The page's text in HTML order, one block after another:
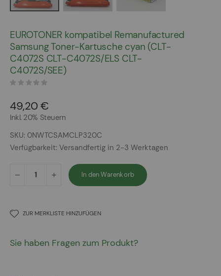
der
Bildergalerie
springen
EUROTONER kompatibel Remanufactured
Samsung Toner-Kartusche cyan (CLT-
C4072S CLT-C4072S/ELS CLT-
C4072S/SEE)
49,20 €
Inkl. 20% Steuern
SKU 0NWTCSAMCLP320C
Verfügbarkeit: Versandfertig in 2-3 Werktagen
In den Warenkorb
ZUR MERKLISTE HINZUFÜGEN
Sie haben Fragen zum Produkt?